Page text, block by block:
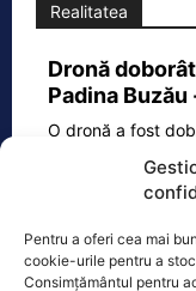
Pentru a oferi cea mai
cookie-urile pentru a
Consimțământul pentru
Realitatea
Dronă
Padina
O dronă a fost
F‑16 al Forțelor
Ecopolitic